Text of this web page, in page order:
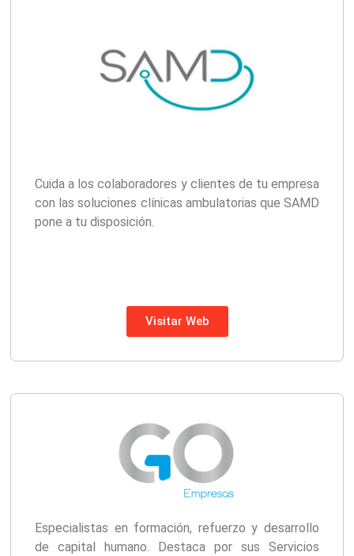
Cuida a los colaboradores y clientes de tu empresa
con las soluciones clínicas ambulatorias que SAMD
pone a tu disposición.
Visitar Web
Especialistas en formación, refuerzo y desarrollo
de capital humano. Destaca por sus Servicios